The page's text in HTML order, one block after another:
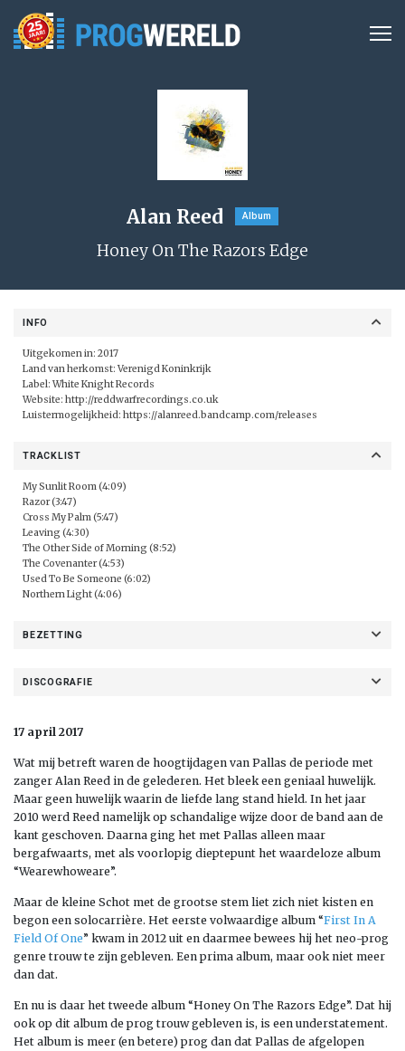
Alan Reed Album
Honey On The Razors Edge
INFO
Uitgekomen in: 2017
Land van herkomst: Verenigd Koninkrijk
Label: White Knight Records
Website: http://reddwarfrecordings.co.uk
Luistermogelijkheid: https://alanreed.bandcamp.com/releases
TRACKLIST
My Sunlit Room (4:09)
Razor (3:47)
Cross My Palm (5:47)
Leaving (4:30)
The Other Side of Morning (8:52)
The Covenanter (4:53)
Used To Be Someone (6:02)
Northern Light (4:06)
BEZETTING
DISCOGRAFIE
17 april 2017
Wat mij betreft waren de hoogtijdagen van Pallas de periode met
zanger Alan Reed in de gelederen. Het bleek een geniaal huwelijk.
Maar geen huwelijk waarin de liefde lang stand hield. In het jaar
2010 werd Reed namelijk op schandalige wijze door de band aan de
kant geschoven. Daarna ging het met Pallas alleen maar
bergafwaarts, met als voorlopig dieptepunt het waardeloze album
“Wearewhoweare”.
Maar de kleine Schot met de grootse stem liet zich niet kisten en
begon een solocarrière. Het eerste volwaardige album “First In A
Field Of One” kwam in 2012 uit en daarmee bewees hij het neo-prog
genre trouw te zijn gebleven. Een prima album, maar ook niet meer
dan dat.
En nu is daar het tweede album “Honey On The Razors Edge”. Dat hij
ook op dit album de prog trouw gebleven is, is een understatement.
Het album is meer (en betere) prog dan dat Pallas de afgelopen